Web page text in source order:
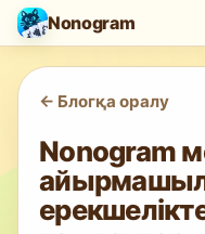
Nonogram
<- Блогқа оралу
Nonogram